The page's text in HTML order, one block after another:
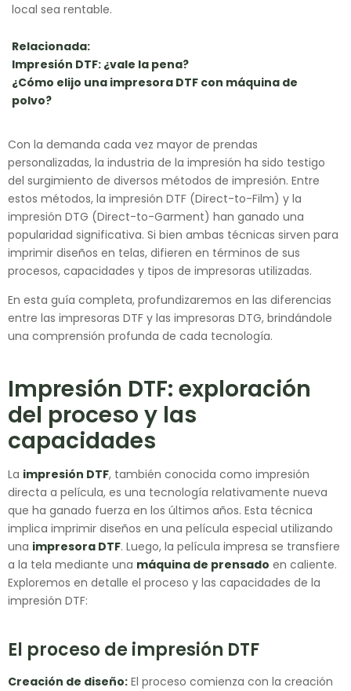
local sea rentable.
Relacionada:
Impresión DTF: ¿vale la pena?
¿Cómo elijo una impresora DTF con máquina de
polvo?
Con la demanda cada vez mayor de prendas
personalizadas, la industria de la impresión ha sido testigo
del surgimiento de diversos métodos de impresión. Entre
estos métodos, la impresión DTF (Direct-to-Film) y la
impresión DTG (Direct-to-Garment) han ganado una
popularidad significativa. Si bien ambas técnicas sirven para
imprimir diseños en telas, difieren en términos de sus
procesos, capacidades y tipos de impresoras utilizadas.
En esta guía completa, profundizaremos en las diferencias
entre las impresoras DTF y las impresoras DTG, brindándole
una comprensión profunda de cada tecnología.
Impresión DTF: exploración
del proceso y las
capacidades
La impresión DTF, también conocida como impresión
directa a película, es una tecnología relativamente nueva
que ha ganado fuerza en los últimos años. Esta técnica
implica imprimir diseños en una película especial utilizando
una impresora DTF. Luego, la película impresa se transfiere
a la tela mediante una máquina de prensado en caliente.
Exploremos en detalle el proceso y las capacidades de la
impresión DTF:
El proceso de impresión DTF
Creación de diseño: El proceso comienza con la creación